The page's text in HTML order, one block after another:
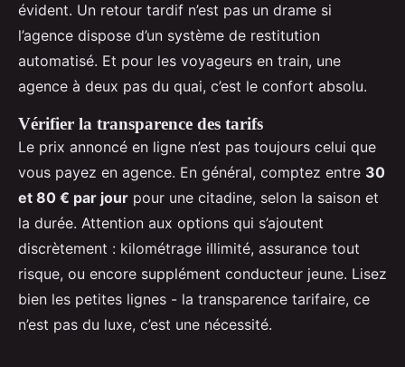
évident. Un retour tardif n’est pas un drame si
l’agence dispose d’un système de restitution
automatisé. Et pour les voyageurs en train, une
agence à deux pas du quai, c’est le confort absolu.
Vérifier la transparence des tarifs
Le prix annoncé en ligne n’est pas toujours celui que
vous payez en agence. En général, comptez entre 30
et 80 € par jour pour une citadine, selon la saison et
la durée. Attention aux options qui s’ajoutent
discrètement : kilométrage illimité, assurance tout
risque, ou encore supplément conducteur jeune. Lisez
bien les petites lignes - la transparence tarifaire, ce
n’est pas du luxe, c’est une nécessité.